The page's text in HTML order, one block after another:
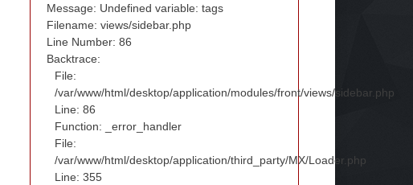
Message: Undefined variable: tags
Filename: views/sidebar.php
Line Number: 86
Backtrace:
File:
/var/www/html/desktop/application/modules/front/views/sidebar.php
Line: 86
Function: _error_handler
File:
/var/www/html/desktop/application/third_party/MX/Loader.php
Line: 355